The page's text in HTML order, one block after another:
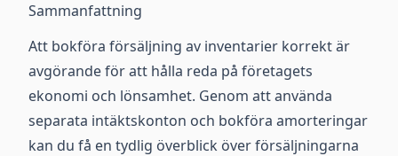
Sammanfattning
Att bokföra försäljning av inventarier korrekt är
avgörande för att hålla reda på företagets
ekonomi och lönsamhet. Genom att använda
separata intäktskonton och bokföra amorteringar
kan du få en tydlig överblick över försäljningarna